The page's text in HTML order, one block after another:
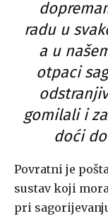
radu u
a u
otpaci
gomilali i
doći
Povratni je
sustav koji
pri